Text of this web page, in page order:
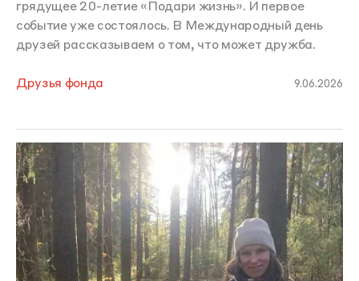
грядущее 20-летие «Подари жизнь». И первое
событие уже состоялось. В Международный день
друзей рассказываем о том, что может дружба.
Друзья фонда 9.06.2026